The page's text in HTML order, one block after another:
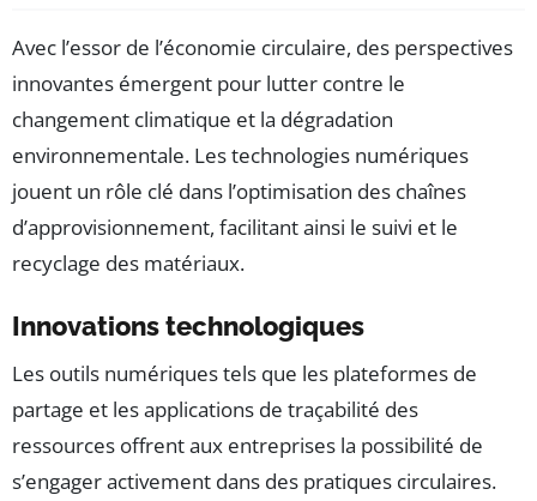
Avec l’essor de l’économie circulaire, des perspectives
innovantes émergent pour lutter contre le
changement climatique et la dégradation
environnementale. Les technologies numériques
jouent un rôle clé dans l’optimisation des chaînes
d’approvisionnement, facilitant ainsi le suivi et le
recyclage des matériaux.
Innovations technologiques
Les outils numériques tels que les plateformes de
partage et les applications de traçabilité des
ressources offrent aux entreprises la possibilité de
s’engager activement dans des pratiques circulaires.